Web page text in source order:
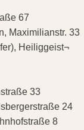
67
Maximilianstr. 33
Heiliggeist¬
33
24
8